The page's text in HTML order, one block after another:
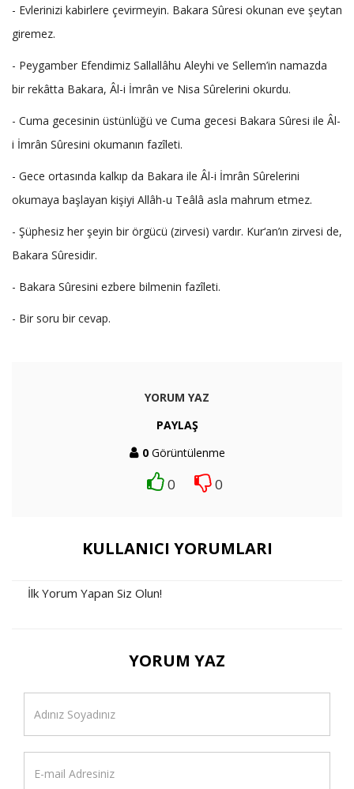
- Evlerinizi kabirlere çevirmeyin. Bakara Sûresi okunan eve şeytan
giremez.
- Peygamber Efendimiz Sallallâhu Aleyhi ve Sellem’in namazda
bir rekâtta Bakara, Âl-i İmrân ve Nisa Sûrelerini okurdu.
- Cuma gecesinin üstünlüğü ve Cuma gecesi Bakara Sûresi ile Âl-
i İmrân Sûresini okumanın fazîleti.
- Gece ortasında kalkıp da Bakara ile Âl-i İmrân Sûrelerini
okumaya başlayan kişiyi Allâh-u Teâlâ asla mahrum etmez.
- Şüphesiz her şeyin bir örgücü (zirvesi) vardır. Kur‘an’ın zirvesi de,
Bakara Sûresidir.
- Bakara Sûresini ezbere bilmenin fazîleti.
- Bir soru bir cevap.
YORUM YAZ
PAYLAŞ
0Görüntülenme
0 0
KULLANICI YORUMLARI
İlk Yorum Yapan Siz Olun!
YORUM YAZ